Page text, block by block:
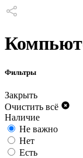
Фильтры
Закрыть
Очистить всё
Наличие
Не важно
Нет
Есть